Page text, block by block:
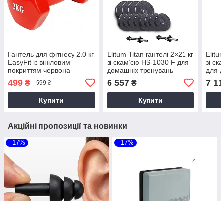
Гантель для фітнесу 2.0 кг
EasyFit із вініловим
покриттям червона
499 ₴ 599 ₴
Купити
Elitum Titan гантелі 2×21 кг
зі скамʼєю HS-1030 F для
домашніх тренувань
6 557₴
Купити
зі
для
7
Акційні пропозиції та новинки
–17% –17%